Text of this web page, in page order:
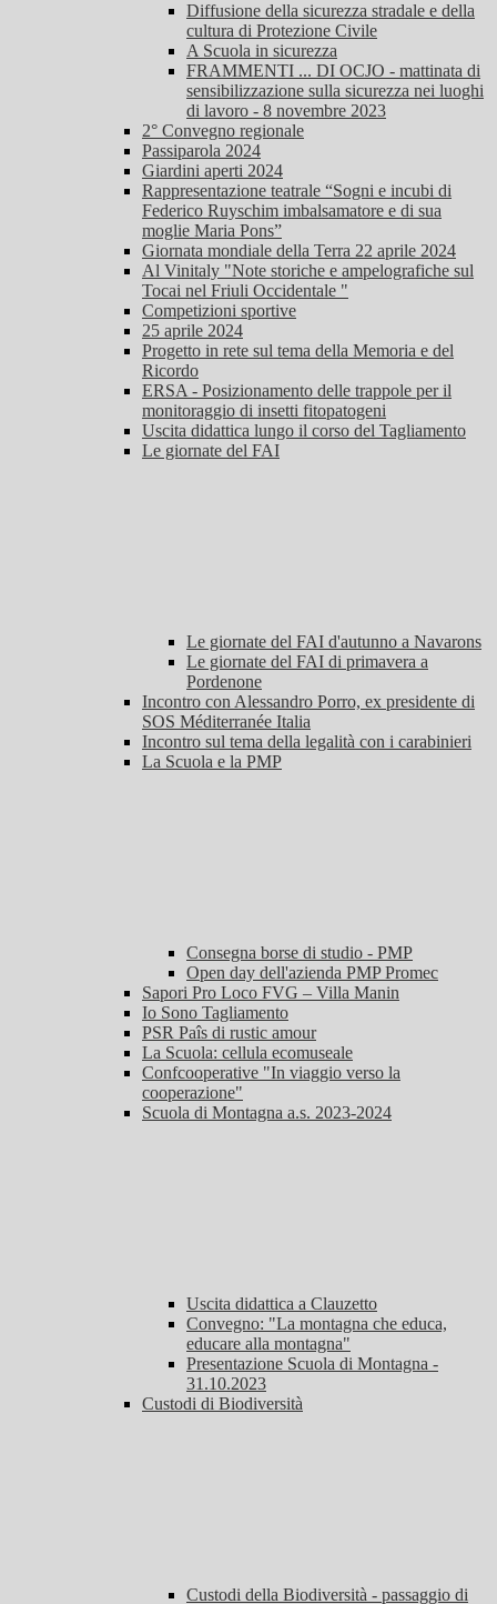
Diffusione della sicurezza stradale e della
cultura di Protezione Civile
A Scuola in sicurezza
FRAMMENTI ... DI OCJO - mattinata di
sensibilizzazione sulla sicurezza nei luoghi
di lavoro - 8 novembre 2023
2° Convegno regionale
Passiparola 2024
Giardini aperti 2024
Rappresentazione teatrale “Sogni e incubi di
Federico Ruyschim imbalsamatore e di sua
moglie Maria Pons”
Giornata mondiale della Terra 22 aprile 2024
Al Vinitaly "Note storiche e ampelografiche sul
Tocai nel Friuli Occidentale "
Competizioni sportive
25 aprile 2024
Progetto in rete sul tema della Memoria e del
Ricordo
ERSA - Posizionamento delle trappole per il
monitoraggio di insetti fitopatogeni
Uscita didattica lungo il corso del Tagliamento
Le giornate del FAI
Le giornate del FAI d'autunno a Navarons
Le giornate del FAI di primavera a
Pordenone
Incontro con Alessandro Porro, ex presidente di
SOS Méditerranée Italia
Incontro sul tema della legalità con i carabinieri
La Scuola e la PMP
Consegna borse di studio - PMP
Open day dell'azienda PMP Promec
Sapori Pro Loco FVG – Villa Manin
Io Sono Tagliamento
PSR Paîs di rustic amour
La Scuola: cellula ecomuseale
Confcooperative "In viaggio verso la
cooperazione"
Scuola di Montagna a.s. 2023-2024
Uscita didattica a Clauzetto
Convegno: "La montagna che educa,
educare alla montagna"
Presentazione Scuola di Montagna -
31.10.2023
Custodi di Biodiversità
Custodi della Biodiversità - passaggio di